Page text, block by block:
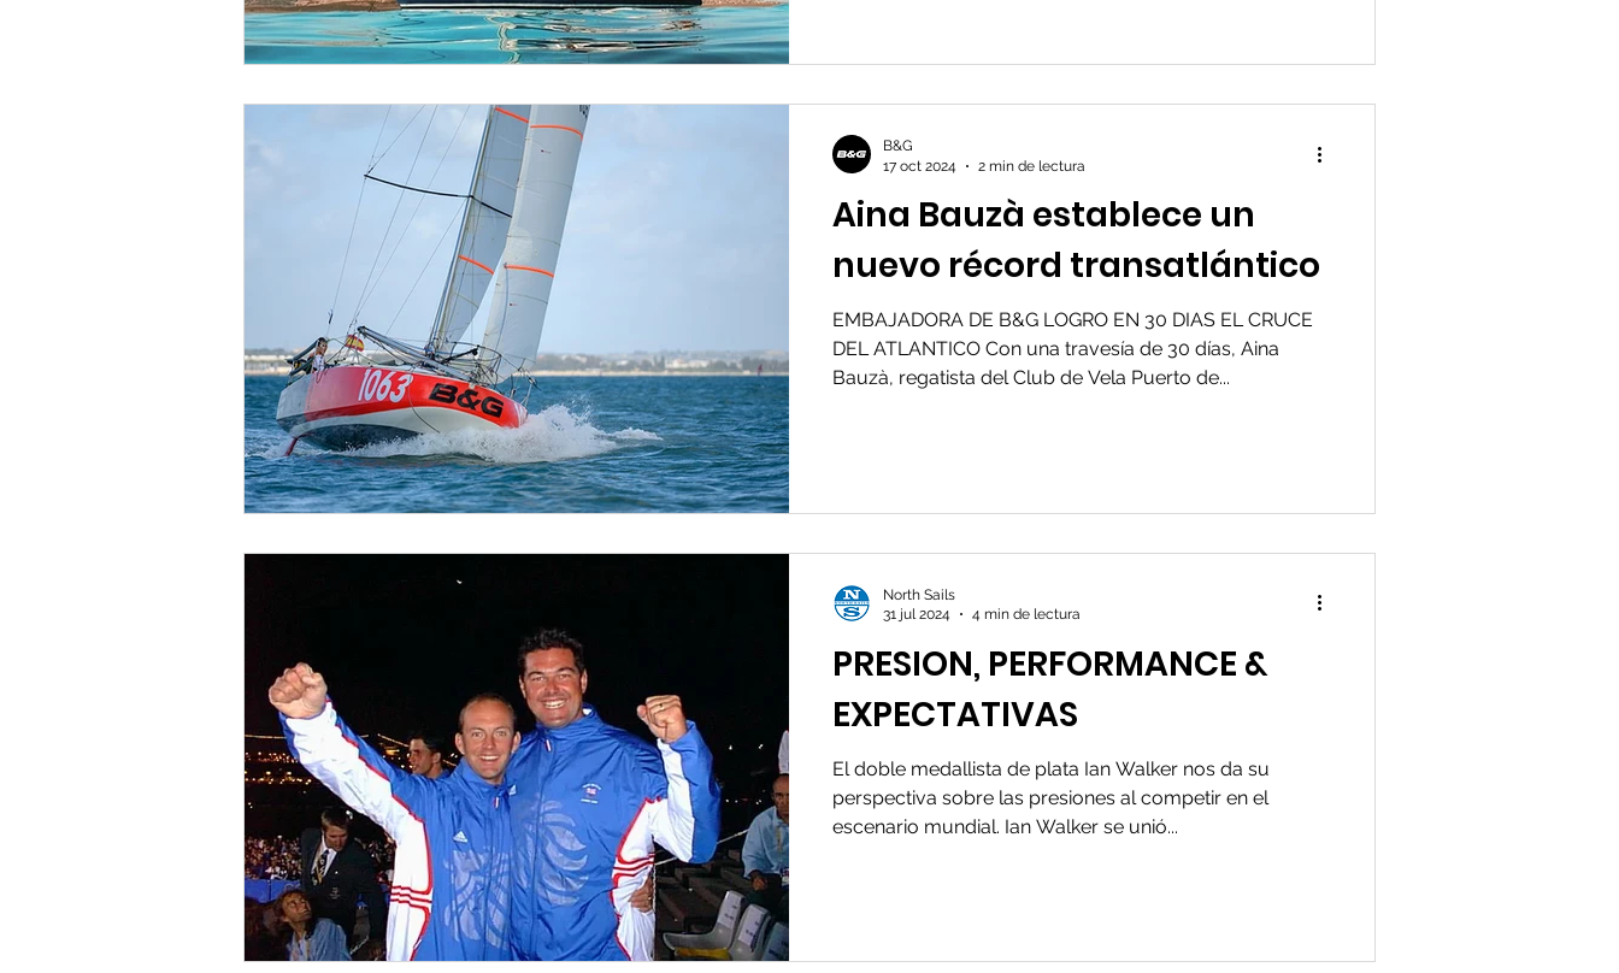
Aina Bauzà establece un
nuevo récord transatlántico
EMBAJADORA DE B&G LOGRO EN 30 DIAS EL CRUCE
DEL ATLANTICO Con una travesía de 30 días, Aina
Bauzà, regatista del Club de Vela Puerto de...
B&G
17 oct 2024
2 min de lectura
PRESION, PERFORMANCE &
EXPECTATIVAS
El doble medallista de plata Ian Walker nos da su
perspectiva sobre las presiones al competir en el
escenario mundial. Ian Walker se unió...
North Sails
31 jul 2024
4 min de lectura